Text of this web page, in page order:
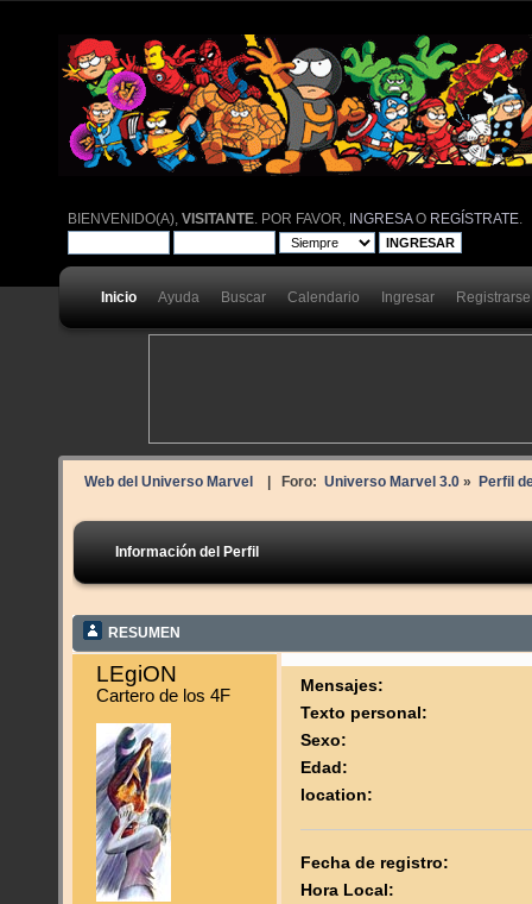
BIENVENIDO(A),VISITANTE . POR FAVOR, INGRESAO REGÍSTRATE
Inicio Ayuda Buscar Calendario Ingresar Registrarse
Web del Universo Marvel | Foro: Universo Marvel 3.0» Perfil
Información del Perfil
RESUMEN
LEgiON
Cartero de los 4F
Mensajes:
Texto personal:
Sexo:
Edad:
location:
Fecha de registro:
Hora Local: